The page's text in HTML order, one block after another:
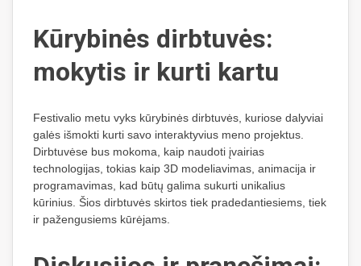
Kūrybinės dirbtuvės:
mokytis ir kurti kartu
Festivalio metu vyks kūrybinės dirbtuvės, kuriose dalyviai
galės išmokti kurti savo interaktyvius meno projektus.
Dirbtuvėse bus mokoma, kaip naudoti įvairias
technologijas, tokias kaip 3D modeliavimas, animacija ir
programavimas, kad būtų galima sukurti unikalius
kūrinius. Šios dirbtuvės skirtos tiek pradedantiesiems, tiek
ir pažengusiems kūrėjams.